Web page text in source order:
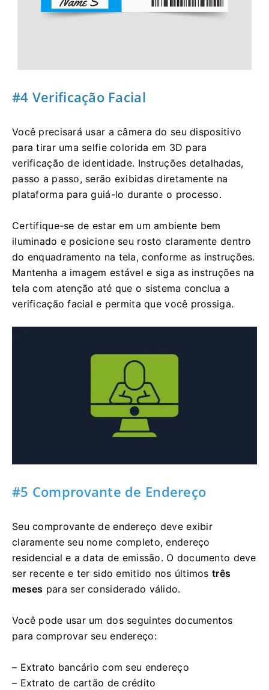
#4 Verificação Facial
Você precisará usar a câmera do seu dispositivo
para tirar uma selfie colorida em 3D para
verificação de identidade. Instruções detalhadas,
passo a passo, serão exibidas diretamente na
plataforma para guiá-lo durante o processo.
Certifique-se de estar em um ambiente bem
iluminado e posicione seu rosto claramente dentro
do enquadramento na tela, conforme as instruções.
Mantenha a imagem estável e siga as instruções na
tela com atenção até que o sistema conclua a
verificação facial e permita que você prossiga.
#5 Comprovante de Endereço
Seu comprovante de endereço deve exibir
claramente seu nome completo, endereço
residencial e a data de emissão. O documento deve
ser recente e ter sido emitido nos últimostrês
meses para ser considerado válido.
Você pode usar um dos seguintes documentos
para comprovar seu endereço:
– Extrato bancário com seu endereço
– Extrato de cartão de crédito